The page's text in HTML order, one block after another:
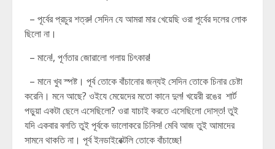
– পূর্বের প্রচুর শত্রু! সেদিন যে আমরা মার খেয়েছি ওরা পূর্বের দলের লোক
ছিলো না।
– মানে!, পূর্ণতার জোরালো গলায় চিৎকার!
– মানে খুব স্পষ্ট। পূর্ব তোকে বাঁচানোর জন্যই সেদিন তোকে চিনার চেষ্টা
করেনি। মনে আছে? ওইযে মেয়েদের মতো কানে দুল! খয়েরী রঙের শার্ট
পড়ুয়া একটা ছেলে এসেছিলো? ওরা যাচাই করতে এসেছিলো দোস্ত! তুই
যদি একবার বলতি তুই পূর্বকে ভালোকরে চিনিস! মেবি আজ তুই আমাদের
সামনে থাকতি না। পূর্ব ইনডাইরেক্টলি তোকে বাঁচাচ্ছে!